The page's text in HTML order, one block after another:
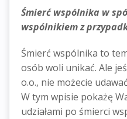
Śmierć wspólnika w
wspólnikiem z
Śmierć wspólnika to
osób woli unikać. Ale
o.o., nie możecie
W tym wpisie pokażę
udziałami po śmierci